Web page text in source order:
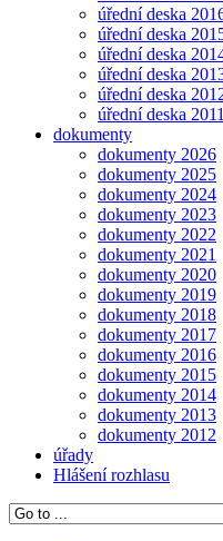
úřední deska
úřední deska
úřední deska
úřední deska
úřední deska
úřední deska
dokumenty
dokumenty 2026
dokumenty 2025
dokumenty 2024
dokumenty 2023
dokumenty 2022
dokumenty 2021
dokumenty 2020
dokumenty 2019
dokumenty 2018
dokumenty 2017
dokumenty 2016
dokumenty 2015
dokumenty 2014
dokumenty 2013
dokumenty 2012
úřady
Hlášení rozhlasu